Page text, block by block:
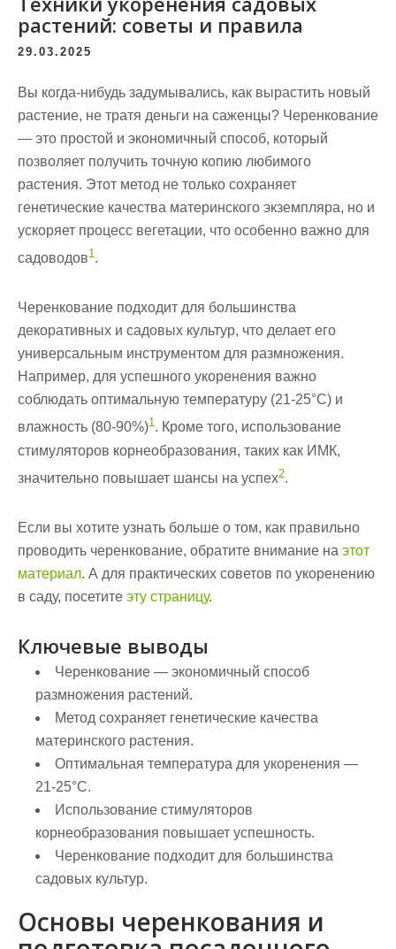
растений: советы и правила
29.03.2025
Вы когда-нибудь задумывались, как вырастить новый
растение, не тратя деньги на саженцы? Черенкование
— это простой и экономичный способ, который
позволяет получить точную копию любимого
растения. Этот метод не только сохраняет
генетические качества материнского экземпляра, но и
ускоряет процесс вегетации, что особенно важно для
садоводов1.
Черенкование подходит для большинства
декоративных и садовых культур, что делает его
универсальным инструментом для размножения.
Например, для успешного укоренения важно
соблюдать оптимальную температуру (21-25°C) и
влажность (80-90%)1. Кроме того, использование
стимуляторов корнеобразования, таких как ИМК,
значительно повышает шансы на успех2.
Если вы хотите узнать больше о том, как правильно
проводить черенкование, обратите внимание на этот
материал. А для практических советов по укоренению
в саду, посетите эту страницу.
Ключевые выводы
Черенкование — экономичный способ
размножения растений.
Метод сохраняет генетические качества
материнского растения.
Оптимальная температура для укоренения —
21-25°C.
Использование стимуляторов
корнеобразования повышает успешность.
Черенкование подходит для большинства
садовых культур.
Основы черенкования и